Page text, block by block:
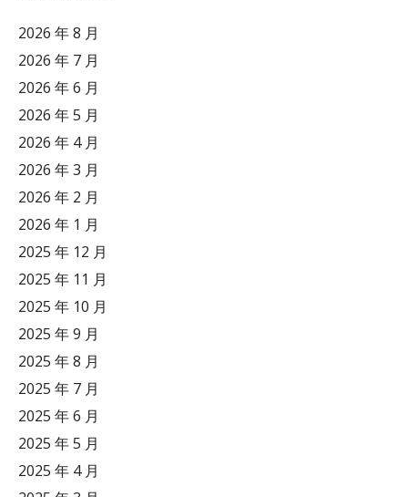
2026 年 8 月
2026 年 7 月
2026 年 6 月
2026 年 5 月
2026 年 4 月
2026 年 3 月
2026 年 2 月
2026 年 1 月
2025 年 12 月
2025 年 11 月
2025 年 10 月
2025 年 9 月
2025 年 8 月
2025 年 7 月
2025 年 6 月
2025 年 5 月
2025 年 4 月